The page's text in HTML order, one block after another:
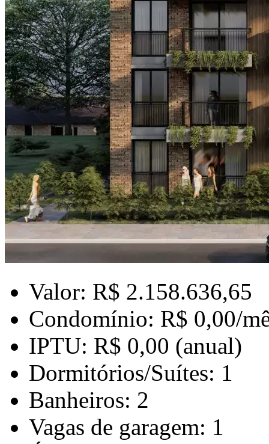
Valor: R$ 2.158.636,65
Condomínio: R$ 0,00/
IPTU: R$ 0,00 (anual)
Dormitórios/Suítes: 1
Banheiros: 2
Vagas de garagem: 1